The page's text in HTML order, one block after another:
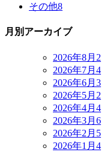
その他8
月別アーカイブ
2026年8月 2
2026年7月 4
2026年6月 3
2026年5月 2
2026年4月 4
2026年3月 6
2026年2月 5
2026年1月 4